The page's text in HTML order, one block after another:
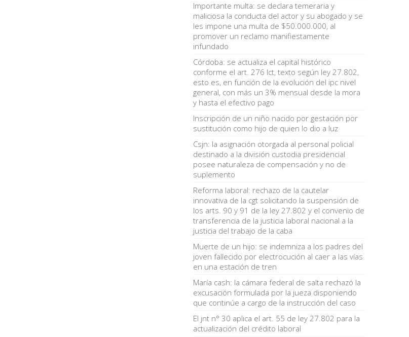
Importante multa: se declara temeraria y
maliciosa la conducta del actor y su abogado y se
les impone una multa de $50.000.000, al
promover un reclamo manifiestamente
infundado
Córdoba: se actualiza el capital histórico
conforme el art. 276 lct, texto según ley 27.802,
esto es, en función de la evolución del ipc nivel
general, con más un 3% mensual desde la mora
y hasta el efectivo pago
Inscripción de un niño nacido por gestación por
sustitución como hijo de quien lo dio a luz
Csjn: la asignación otorgada al personal policial
destinado a la división custodia presidencial
posee naturaleza de compensación y no de
suplemento
Reforma laboral: rechazo de la cautelar
innovativa de la cgt solicitando la suspensión de
los arts. 90 y 91 de la ley 27.802 y el convenio de
transferencia de la justicia laboral nacional a la
justicia del trabajo de la caba
Muerte de un hijo: se indemniza a los padres del
joven fallecido por electrocución al caer a las vías
en una estación de tren
María cash: la cámara federal de salta rechazó la
excusación formulada por la jueza disponiendo
que continúe a cargo de la instrucción del caso
El jnt n° 30 aplica el art. 55 de ley 27.802 para la
actualización del crédito laboral